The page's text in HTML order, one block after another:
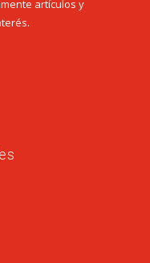
artículos y